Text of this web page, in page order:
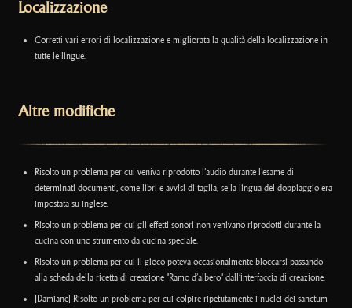
Localizzazione
Corretti vari errori di localizzazione e migliorata la qualità della localizzazione in
tutte le lingue.
Altre modifiche
Risolto un problema per cui veniva riprodotto l’audio durante l’esame di
determinati documenti, come libri e avvisi di taglia, se la lingua del doppiaggio era
impostata su inglese.
Risolto un problema per cui gli effetti sonori non venivano riprodotti durante la
cucina con uno strumento da cucina speciale.
Risolto un problema per cui il gioco poteva occasionalmente bloccarsi passando
alla scheda della ricetta di creazione "Ramo d’albero" dall’interfaccia di creazione.
[Damiane] Risolto un problema per cui colpire ripetutamente i nuclei dei sanctum